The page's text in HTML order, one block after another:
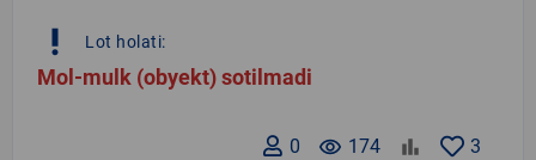
priority_high Lot holati:
Mol-mulk (obyekt) sotilmadi
3
remove_red_eye 174
0